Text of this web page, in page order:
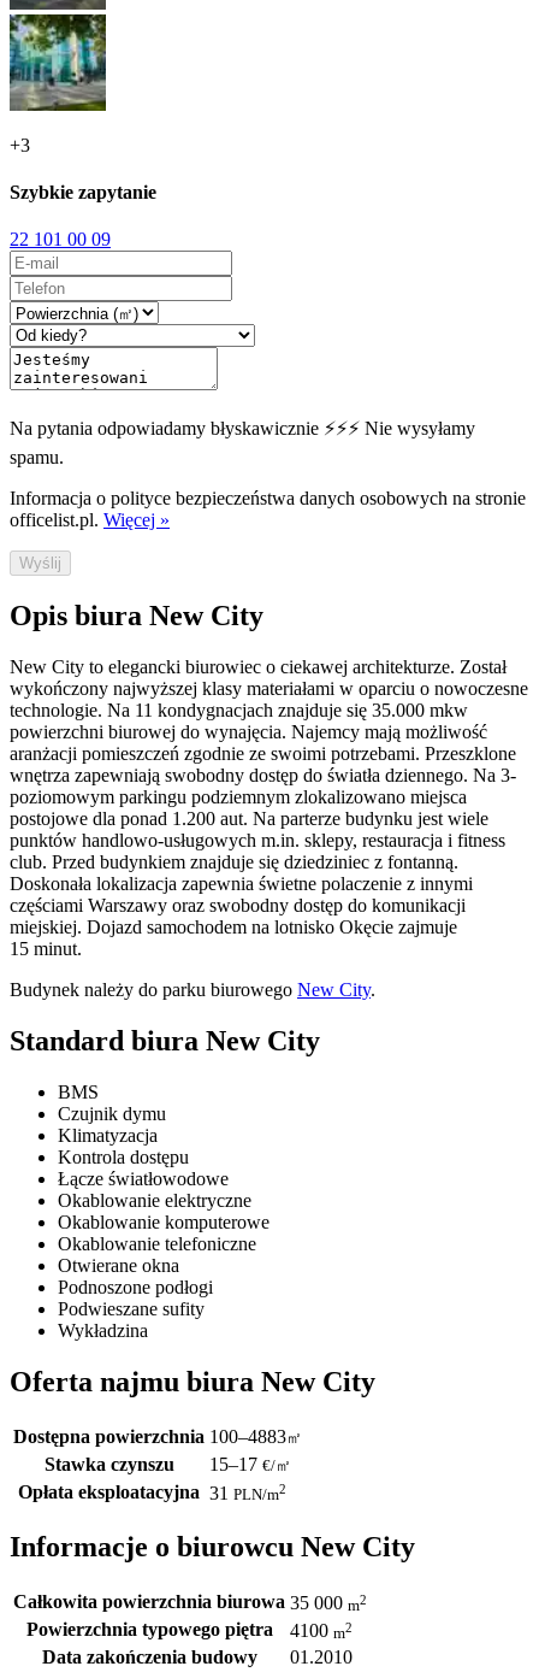
+3
Szybkie zapytanie
22 101 00 09
Na pytania odpowiadamy błyskawicznie ⚡⚡⚡ Nie wysyłamy
spamu.
Informacja o polityce bezpieczeństwa danych osobowych na stronie
officelist.pl. Więcej »
Wyślij
Opis biura New City
New City to elegancki biurowiec o ciekawej architekturze. Został
wykończony najwyższej klasy materiałami w oparciu o nowoczesne
technologie. Na 11 kondygnacjach znajduje się 35.000 mkw
powierzchni biurowej do wynajęcia. Najemcy mają możliwość
aranżacji pomieszczeń zgodnie ze swoimi potrzebami. Przeszklone
wnętrza zapewniają swobodny dostęp do światła dziennego. Na 3-
poziomowym parkingu podziemnym zlokalizowano miejsca
postojowe dla ponad 1.200 aut. Na parterze budynku jest wiele
punktów handlowo-usługowych m.in. sklepy, restauracja i fitness
club. Przed budynkiem znajduje się dziedziniec z fontanną.
Doskonała lokalizacja zapewnia świetne polaczenie z innymi
częściami Warszawy oraz swobodny dostęp do komunikacji
miejskiej. Dojazd samochodem na lotnisko Okęcie zajmuje
15 minut.
Budynek należy do parku biurowego New City.
Standard biura New City
BMS
Czujnik dymu
Klimatyzacja
Kontrola dostępu
Łącze światłowodowe
Okablowanie elektryczne
Okablowanie komputerowe
Okablowanie telefoniczne
Otwierane okna
Podnoszone podłogi
Podwieszane sufity
Wykładzina
Oferta najmu biura New City
Dostępna powierzchnia 100–4883㎡
Stawka czynszu 15–17 €/㎡
Opłata eksploatacyjna 31 PLN/m2
Informacje o biurowcu New City
Całkowita powierzchnia biurowa 35 000 m2
Powierzchnia typowego piętra 4100 m2
Data zakończenia budowy 01.2010